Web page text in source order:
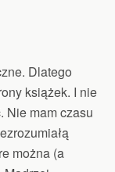
Dlatego
książek. I nie
Nie mam czasu
można (a